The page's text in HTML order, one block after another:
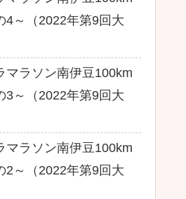
4～（2022年第9回大
マラソン南伊豆100km
3～（2022年第9回大
マラソン南伊豆100km
2～（2022年第9回大